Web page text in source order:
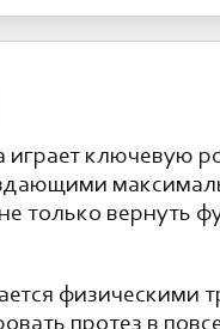
играет ключевую
только
физическими